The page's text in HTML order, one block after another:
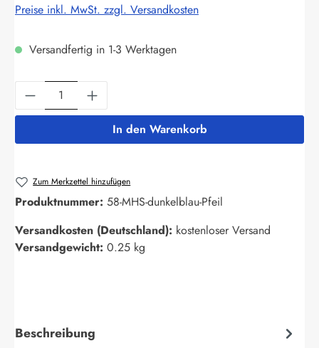
Preise inkl. MwSt. zzgl. Versandkosten
Versandfertig in 1-3 Werktagen
Produkt Anzahl: Gib den gewünschten
In den Warenkorb
Zum Merkzettel hinzufügen
Produktnummer: 58-MHS-dunkelblau-Pfeil
Versandkosten (Deutschland): kostenloser Versand
Versandgewicht: 0.25 kg
Beschreibung